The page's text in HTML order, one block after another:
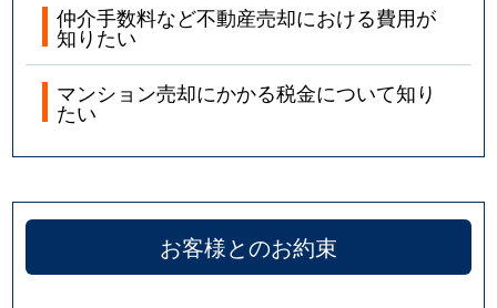
仲介手数料など不動産売却における費用が
知りたい
マンション売却にかかる税金について知り
たい
お客様とのお約束